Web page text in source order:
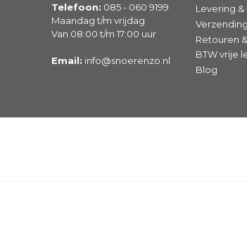
Telefoon: 085 - 060 9199
Maandag t/m vrijdag
Van 08:00 t/m 17:00 uur
Email: info@snoerenzo.nl
Levering
Retouren
BTW vrije
Blog